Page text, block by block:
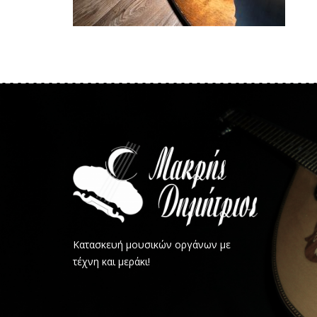
Κατασκευή μουσικών οργάνων με
τέχνη και μεράκι!